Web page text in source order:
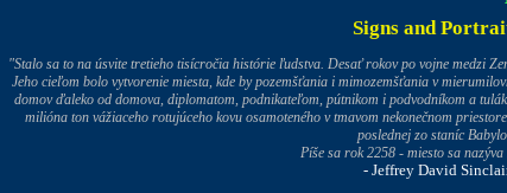
Signs and
"Stalo sa to na úsvite tretieho tisícročia histórie ľudstva. Desať rokov po vojne medzi
Jeho cieľom bolo vytvorenie miesta, kde by pozemšťania i mimozemšťania v
domov ďaleko od domova, diplomatom, podnikateľom, pútnikom i podvodníkom a
milióna ton vážiaceho rotujúceho kovu osamoteného v tmavom nekonečnom
poslednej zo staníc
Píše sa rok 2258 - miesto sa
- Jeffrey David